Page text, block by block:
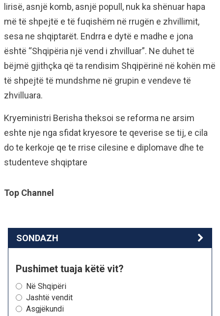
lirisë, asnjë komb, asnjë popull, nuk ka shënuar hapa
më të shpejtë e të fuqishëm në rrugën e zhvillimit,
sesa ne shqiptarët. Endrra e dytë e madhe e jona
është “Shqipëria një vend i zhvilluar”. Ne duhet të
bëjmë gjithçka që ta rendisim Shqipërinë në kohën më
të shpejtë të mundshme në grupin e vendeve të
zhvilluara.
Kryeministri Berisha theksoi se reforma ne arsim
eshte nje nga sfidat kryesore te qeverise se tij, e cila
do te kerkoje qe te rrise cilesine e diplomave dhe te
studenteve shqiptare
Top Channel
SONDAZH
Pushimet tuaja këtë vit?
Në Shqipëri
Jashtë vendit
Asgjëkundi